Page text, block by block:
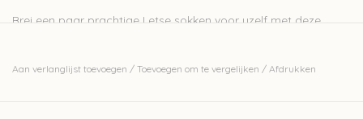
Brei een paar prachtige Letse sokken voor uzelf met deze
Aan verlanglijst toevoegen / Toevoegen om te vergelijken / Afdrukken